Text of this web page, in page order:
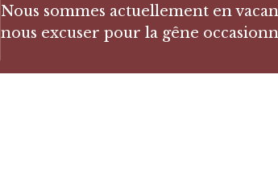
Nous sommes actuellement en
nous excuser pour la gêne